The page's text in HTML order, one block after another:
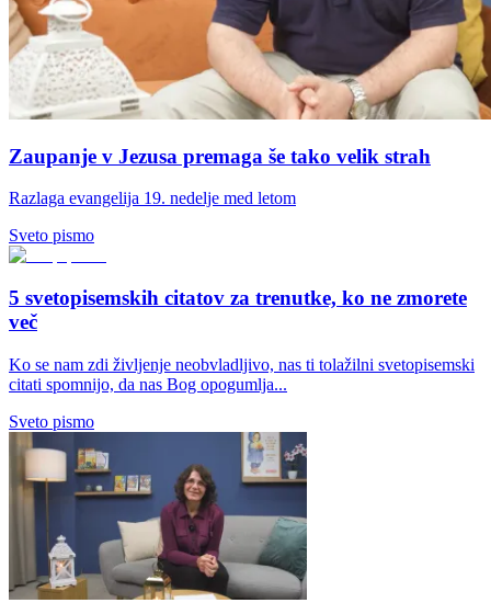
Zaupanje v Jezusa premaga še tako velik strah
Razlaga evangelija 19. nedelje med letom
Sveto pismo
5 svetopisemskih citatov za trenutke, ko ne zmorete
več
Ko se nam zdi življenje neobvladljivo, nas ti tolažilni svetopisemski
citati spomnijo, da nas Bog opogumlja...
Sveto pismo